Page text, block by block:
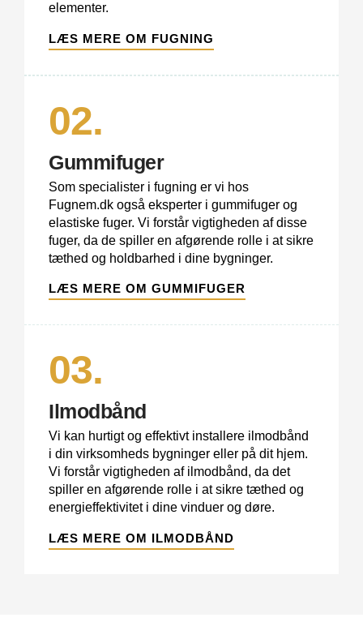
elementer.
LÆS MERE OM FUGNING
02.
Gummifuger
Som specialister i fugning er vi hos
Fugnem.dk også eksperter i gummifuger og
elastiske fuger. Vi forstår vigtigheden af disse
fuger, da de spiller en afgørende rolle i at sikre
tæthed og holdbarhed i dine bygninger.
LÆS MERE OM GUMMIFUGER
03.
Ilmodbånd
Vi kan hurtigt og effektivt installere ilmodbånd
i din virksomheds bygninger eller på dit hjem.
Vi forstår vigtigheden af ilmodbånd, da det
spiller en afgørende rolle i at sikre tæthed og
energieffektivitet i dine vinduer og døre.
LÆS MERE OM ILMODBÅND